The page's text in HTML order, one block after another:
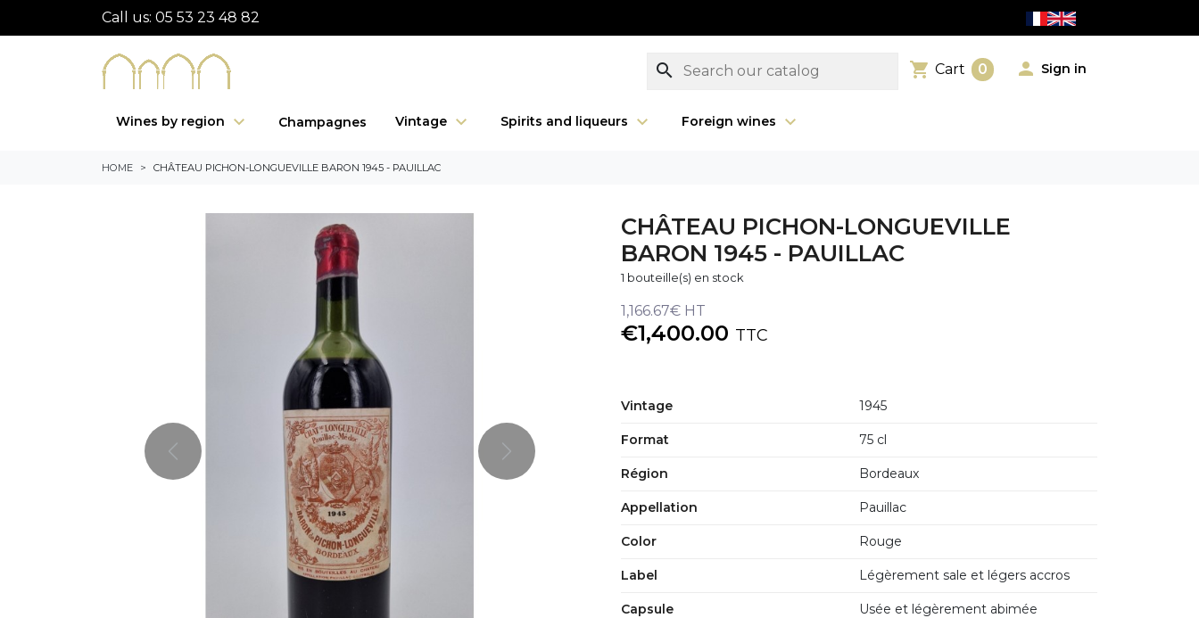
Call us: 05 53 23 48 82
search shopping_cart Cart 0  Sign in
Wines by region Champagnes Vintage Spirits and liqueurs Foreign wines
HOME CHÂTEAU PICHON-LONGUEVILLE BARON 1945 - PAUILLAC
Previous Next
CHÂTEAU PICHON-LONGUEVILLE
BARON 1945 - PAUILLAC
1 bouteille(s) en stock
1,166.67€ HT
€1,400.00 TTC
Vintage 1945
Format 75 cl
Région Bordeaux
Appellation Pauillac
Color Rouge
Label Légèrement sale et légers accros
Capsule Usée et légèrement abimée